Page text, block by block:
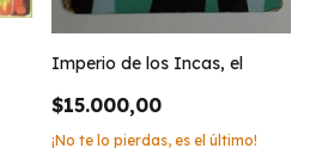
Imperio de los Incas, el
$15.000,00
¡No te lo pierdas, es el último!